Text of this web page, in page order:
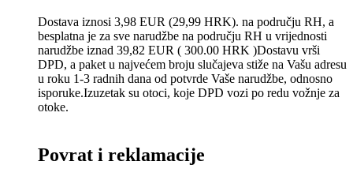
Dostava iznosi 3,98 EUR (29,99 HRK). na području RH, a
besplatna je za sve narudžbe na području RH u vrijednosti
narudžbe iznad 39,82 EUR ( 300.00 HRK )Dostavu vrši
DPD, a paket u najvećem broju slučajeva stiže na Vašu adresu
u roku 1-3 radnih dana od potvrde Vaše narudžbe, odnosno
isporuke.Izuzetak su otoci, koje DPD vozi po redu vožnje za
otoke.
Povrat i reklamacije